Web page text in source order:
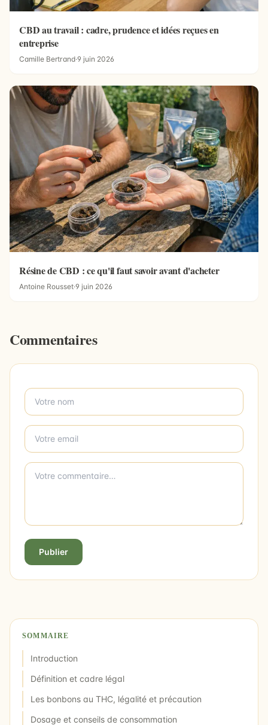
CBD au travail : cadre, prudence et idées reçues en
entreprise
Camille Bertrand·9 juin 2026
Résine de CBD : ce qu'il faut savoir avant d'acheter
Antoine Rousset·9 juin 2026
Commentaires
Publier
SOMMAIRE
Introduction
Définition et cadre légal
Les bonbons au THC, légalité et précaution
Dosage et conseils de consommation